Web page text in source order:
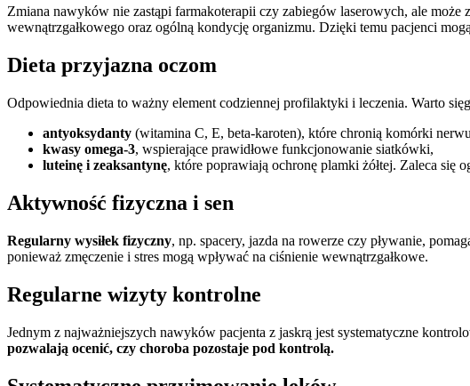
Zmiana nawyków nie zastąpi farmakoterapii czy zabiegów laserowych, ale
wewnątrzgałkowego oraz ogólną kondycję organizmu. Dzięki temu pacjenci
Dieta przyjazna oczom
Odpowiednia dieta to ważny element codziennej profilaktyki i leczenia. Warto
antyoksydanty (witamina C, E, beta-karoten), które chronią komórki
kwasy omega-3, wspierające prawidłowe funkcjonowanie siatkówki,
luteinę i zeaksantynę, które poprawiają ochronę plamki żółtej. Zaleca się
Aktywność fizyczna i sen
Regularny wysiłek fizyczny, np. spacery, jazda na rowerze czy pływanie,
ponieważ zmęczenie i stres mogą wpływać na ciśnienie wewnątrzgałkowe.
Regularne wizyty kontrolne
Jednym z najważniejszych nawyków pacjenta z jaskrą jest systematyczne
pozwalają ocenić, czy choroba pozostaje pod kontrolą.